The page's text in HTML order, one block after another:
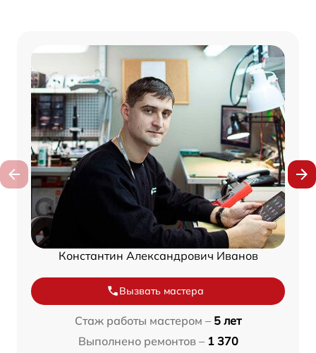
Константин Александрович Иванов
Вызвать мастера
Стаж работы мастером – 5 лет
Выполнено ремонтов – 1 370